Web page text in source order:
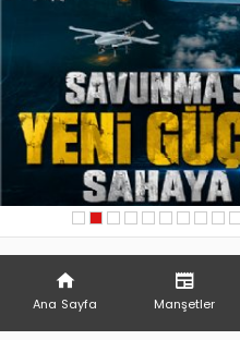
Ana Sayfa Manşetler